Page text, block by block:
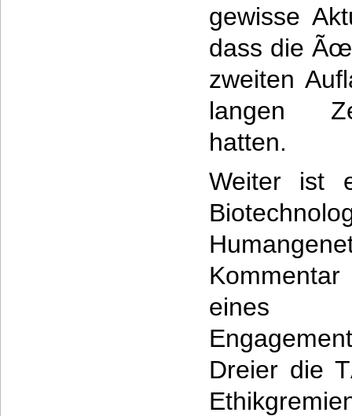
gewisse
dass die
zweiten
langen
hatten.
Weiter ist
eines
Dreier die